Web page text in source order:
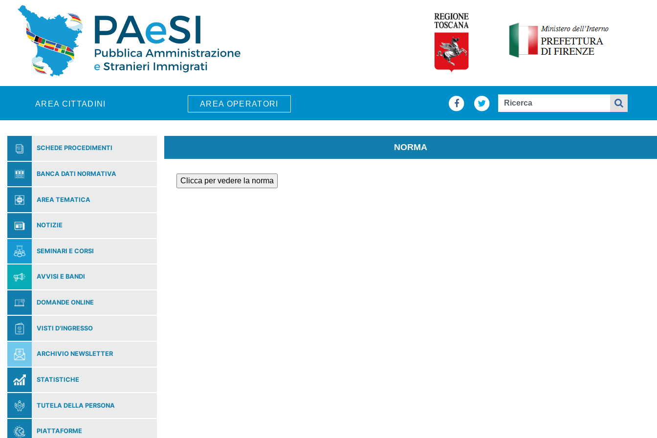
Skip to main content
AREA CITTADINI AREA OPERATORI
SCHEDE PROCEDIMENTI
BANCA DATI NORMATIVA
AREA TEMATICA
NOTIZIE
SEMINARI E CORSI
AVVISI E BANDI
DOMANDE ONLINE
VISTI D'INGRESSO
ARCHIVIO NEWSLETTER
STATISTICHE
TUTELA DELLA PERSONA
PIATTAFORME
NORMA
Clicca per vedere la norma